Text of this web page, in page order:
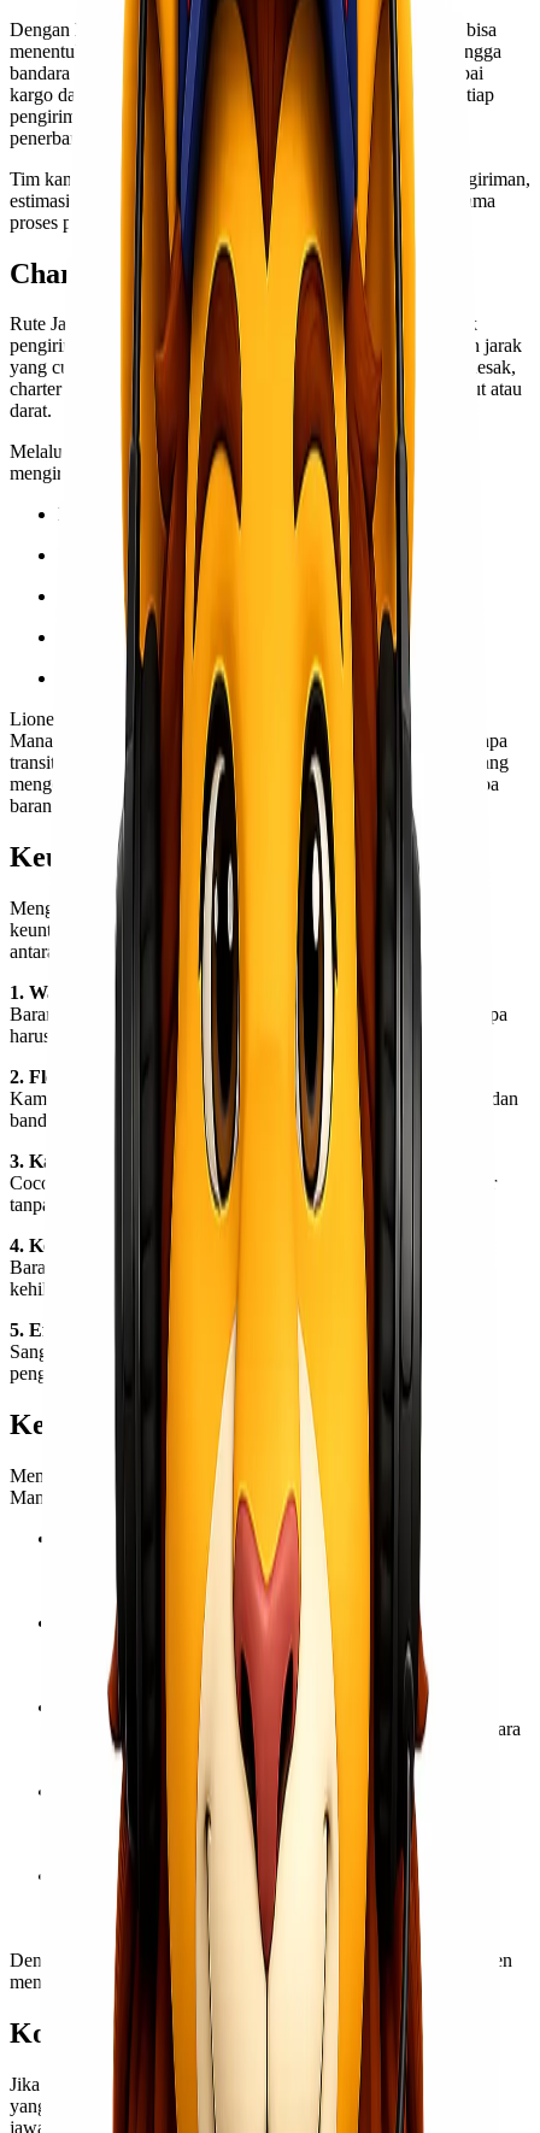
Dengan layanan charter pesawat dari Lionel Express, kamu bisa
menentukan sendiri jenis pesawat, jadwal keberangkatan, hingga
bandara tujuan. Kami bekerja sama dengan berbagai maskapai
kargo dan operator pesawat terpercaya untuk memastikan setiap
pengiriman berjalan aman dan sesuai standar keselamatan
penerbangan.
Tim kami akan membantu kamu mulai dari perencanaan pengiriman,
estimasi biaya, pengurusan dokumen, hingga monitoring selama
proses pengiriman berlangsung.
Charter Pesawat Jakarta Manado
Rute Jakarta – Manado menjadi salah satu jalur penting untuk
pengiriman barang ke Sulawesi Utara dan sekitarnya. Dengan jarak
yang cukup jauh dan kebutuhan waktu yang sering kali mendesak,
charter pesawat menjadi pilihan terbaik dibandingkan jalur laut atau
darat.
Melalui layanancharter pesawat Jakarta Manado , kamu dapat
mengirim berbagai jenis barang seperti:
Barang proyek dan konstruksi
Mesin dan spare part industri
Alat kesehatan dan farmasi
Elektronik bernilai tinggi
Barang komersial dalam jumlah besar
Lionel Express memastikan proses pengiriman dari Jakarta ke
Manado berjalan lebih cepat karena pesawat disewa khusus tanpa
transit yang tidak perlu. Hal ini sangat membantu bagi kamu yang
mengejar deadline ketat atau membutuhkan kepastian waktu tiba
barang.
Keuntungan Pakai Layanan Charter
Menggunakan layanan charter pesawat memberikan banyak
keuntungan dibandingkan pengiriman reguler. Beberapa di
antaranya:
1. Waktu Pengiriman Lebih Cepat
Barang dapat diberangkatkan sesuai jadwal yang disepakati tanpa
harus menunggu slot kargo reguler.
2. Fleksibilitas Tinggi
Kamu bebas menentukan jenis pesawat, waktu keberangkatan, dan
bandara tujuan sesuai kebutuhan pengiriman.
3. Kapasitas Lebih Besar
Cocok untuk pengiriman barang dengan volume dan berat besar
tanpa batasan ketat seperti pengiriman reguler.
4. Keamanan Lebih Terjamin
Barang ditangani secara khusus dengan risiko kerusakan dan
kehilangan yang lebih minim.
5. Efisien untuk Pengiriman Mendesak
Sangat ideal untuk kebutuhan urgent, proyek penting, atau
pengiriman bernilai tinggi.
Keunggulan Lionel Express
Memilih Lionel Express sebagai partner charter pesawat Jakarta
Manado memberikan kamu berbagai keunggulan, antara lain:
Harga kompetitif dan transparan
Kami memberikan penawaran terbaik sesuai kebutuhan
pengiriman tanpa biaya tersembunyi.
Tim profesional dan berpengalaman
Didukung oleh tim logistik yang memahami detail teknis
pengiriman udara dan charter pesawat.
Jaringan luas di seluruh Indonesia
Memudahkan proses pengiriman hingga ke berbagai bandara
tujuan, termasuk Manado dan sekitarnya.
Layanan end-to-end
Mulai dari konsultasi, penjemputan barang, pengurusan
dokumen, hingga monitoring pengiriman.
Respons cepat dan komunikatif
Tim kami siap membantu dan memberikan update secara
berkala selama proses pengiriman berlangsung.
Dengan standar layanan yang tinggi, Lionel Express berkomitmen
menjadi solusi charter pesawat yang bisa kamu andalkan.
Konsultasi Pengirimanmu Sekarang!
Jika kamu sedang mencari jasa charter pesawat Jakarta Manado
yang murah, cepat, dan terpercaya, Lionel Express adalah
jawabannya. Kami siap membantu kamu menentukan solusi